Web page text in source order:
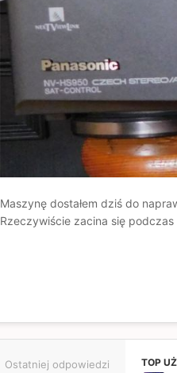
Maszynę dostałem dziś do
Rzeczywiście zacina się
Ostatniej odpowiedzi TOP